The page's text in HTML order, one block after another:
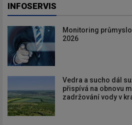
INFOSERVIS
Monitoring
2026
Vedra a sucho dál
přispívá na obnovu
zadržování vody v